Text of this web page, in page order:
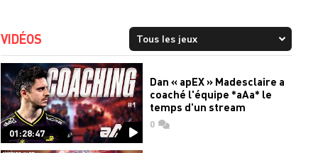
VIDÉOS
01:28:47
Dan « apEX » Madesclaire a
coaché l'équipe *aAa* le
temps d'un stream
0commentaires